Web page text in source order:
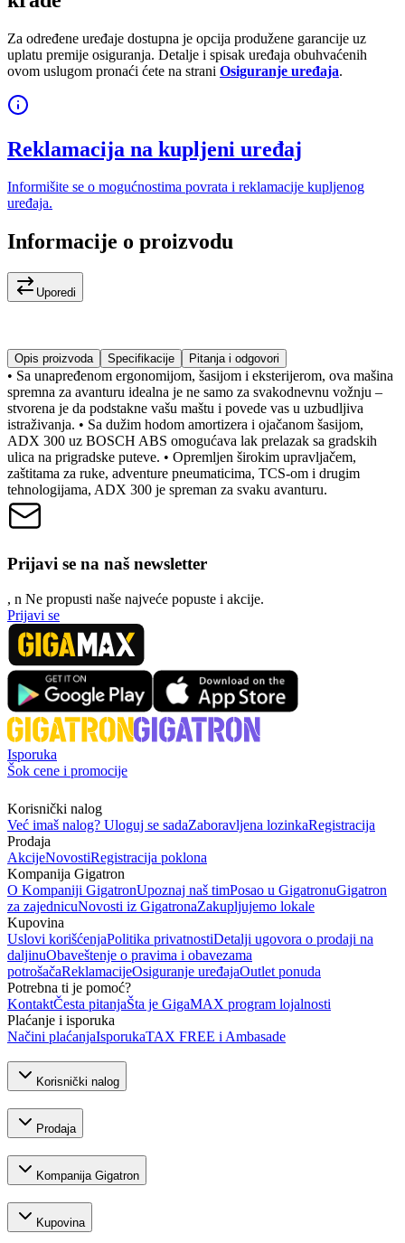
Za određene uređaje dostupna je opcija produžene garancije uz
uplatu premije osiguranja. Detalje i spisak uređaja obuhvaćenih
ovom uslugom pronaći ćete na strani Osiguranje uređaja.
Reklamacija na kupljeni uređaj
Informišite se o mogućnostima povrata i reklamacije kupljenog
uređaja.
Informacije o proizvodu
Uporedi
Opis proizvoda Specifikacije Pitanja i odgovori
• Sa unapređenom ergonomijom, šasijom i eksterijerom, ova mašina
spremna za avanturu idealna je ne samo za svakodnevnu vožnju –
stvorena je da podstakne vašu maštu i povede vas u uzbudljiva
istraživanja. • Sa dužim hodom amortizera i ojačanom šasijom,
ADX 300 uz BOSCH ABS omogućava lak prelazak sa gradskih
ulica na prigradske puteve. • Opremljen širokim upravljačem,
zaštitama za ruke, adventure pneumaticima, TCS-om i drugim
tehnologijama, ADX 300 je spreman za svaku avanturu.
Prijavi se na naš newsletter
, n Ne propusti naše najveće popuste i akcije.
Prijavi se
Isporuka
Šok cene i promocije
Korisnički nalog
Već imaš nalog? Uloguj se sadaZaboravljena lozinkaRegistracija
Prodaja
AkcijeNovostiRegistracija poklona
Kompanija Gigatron
O Kompaniji GigatronUpoznaj naš timPosao u GigatronuGigatron
za zajednicuNovosti iz GigatronaZakupljujemo lokale
Kupovina
Uslovi korišćenjaPolitika privatnostiDetalji ugovora o prodaji na
daljinuObaveštenje o pravima i obavezama
potrošačaReklamacijeOsiguranje uređajaOutlet ponuda
Potrebna ti je pomoć?
KontaktČesta pitanjaŠta je GigaMAX program lojalnosti
Plaćanje i isporuka
Načini plaćanjaIsporukaTAX FREE i Ambasade
Korisnički nalog
Prodaja
Kompanija Gigatron
Kupovina